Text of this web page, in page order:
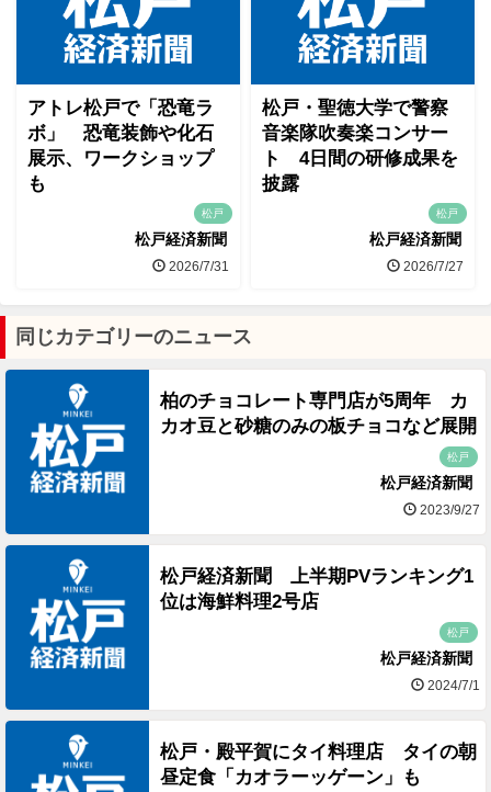
アトレ松戸で「恐竜ラ
ボ」 恐竜装飾や化石
展示、ワークショップ
も
松戸
松戸経済新聞
2026/7/31
松戸・聖徳大学で警察
音楽隊吹奏楽コンサー
ト 4日間の研修成果を
披露
松戸
松戸経済新聞
2026/7/27
同じカテゴリーのニュース
柏のチョコレート専門店が5周年 カ
カオ豆と砂糖のみの板チョコなど展開
松戸
松戸経済新聞
2023/9/27
松戸経済新聞 上半期PVランキング1
位は海鮮料理2号店
松戸
松戸経済新聞
2024/7/1
松戸・殿平賀にタイ料理店 タイの朝
昼定食「カオラーッゲーン」も